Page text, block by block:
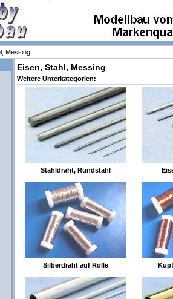
Messing
Eisen, Stahl, Messing
Weitere Unterkategorien:
Stahldraht, Rundstahl
Silberdraht auf Rolle